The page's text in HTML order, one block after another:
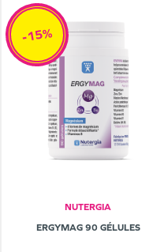
NUTERGIA
ERGYMAG 90 GÉLULES
-15%